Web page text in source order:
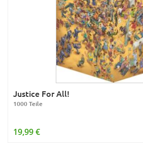
Justice For All!
1000 Teile
19,99 €